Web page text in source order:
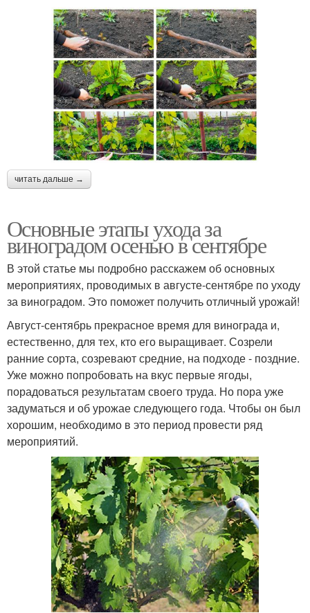
читать дальше →
Основные этапы ухода за
виноградом осенью в сентябре
В этой статье мы подробно расскажем об основных
мероприятиях, проводимых в августе-сентябре по уходу
за виноградом. Это поможет получить отличный урожай!
Август-сентябрь прекрасное время для винограда и,
естественно, для тех, кто его выращивает. Созрели
ранние сорта, созревают средние, на подходе - поздние.
Уже можно попробовать на вкус первые ягоды,
порадоваться результатам своего труда. Но пора уже
задуматься и об урожае следующего года. Чтобы он был
хорошим, необходимо в это период провести ряд
мероприятий.